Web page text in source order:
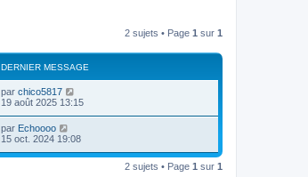
2 sujets • Page 1 sur 1
DERNIER MESSAGE
par chico5817
19 août 2025 13:15
par Echoooo
15 oct. 2024 19:08
2 sujets • Page 1 sur 1